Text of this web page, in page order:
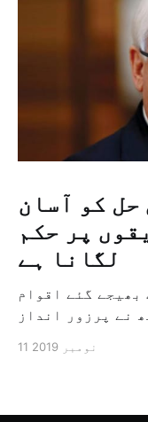
کو آسان
پر حکم
لگانا ہے
بھیجے گئے اقوام
نے پرزور انداز
کرنے کے لئے ایک
11 نومبر 2019